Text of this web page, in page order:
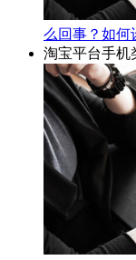
么回事？如何
淘宝平台手机